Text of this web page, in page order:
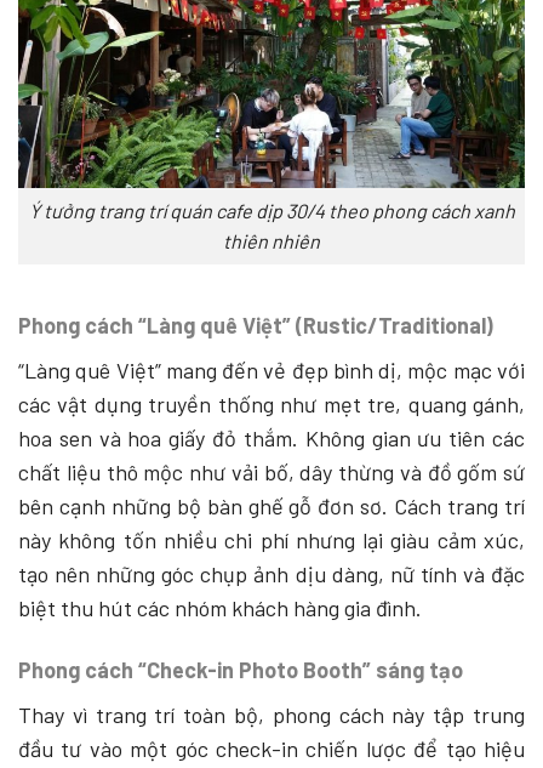
Ý tưởng trang trí quán cafe dịp 30/4 theo phong cách xanh
thiên nhiên
Phong cách “Làng quê Việt” (Rustic/Traditional)
“Làng quê Việt” mang đến vẻ đẹp bình dị, mộc mạc với
các vật dụng truyền thống như mẹt tre, quang gánh,
hoa sen và hoa giấy đỏ thắm. Không gian ưu tiên các
chất liệu thô mộc như vải bố, dây thừng và đồ gốm sứ
bên cạnh những bộ bàn ghế gỗ đơn sơ. Cách trang trí
này không tốn nhiều chi phí nhưng lại giàu cảm xúc,
tạo nên những góc chụp ảnh dịu dàng, nữ tính và đặc
biệt thu hút các nhóm khách hàng gia đình.
Phong cách “Check-in Photo Booth” sáng tạo
Thay vì trang trí toàn bộ, phong cách này tập trung
đầu tư vào một góc check-in chiến lược để tạo hiệu